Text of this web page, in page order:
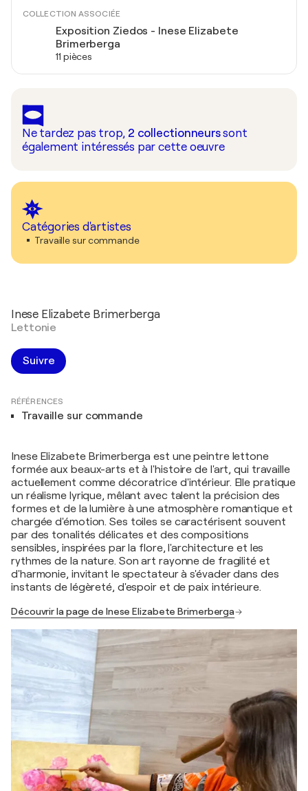
COLLECTION ASSOCIÉE
Exposition Ziedos - Inese Elizabete
Brimerberga
11 pièces
Ne tardez pas trop, 2 collectionneurssont
également intéressés par cette oeuvre
Catégories d'artistes
Travaille sur commande
Inese Elizabete Brimerberga
Lettonie
Suivre
RÉFÉRENCES
Travaille sur commande
Inese Elizabete Brimerberga est une peintre lettone
formée aux beaux-arts et à l'histoire de l'art, qui travaille
actuellement comme décoratrice d'intérieur. Elle pratique
un réalisme lyrique, mêlant avec talent la précision des
formes et de la lumière à une atmosphère romantique et
chargée d'émotion. Ses toiles se caractérisent souvent
par des tonalités délicates et des compositions
sensibles, inspirées par la flore, l'architecture et les
rythmes de la nature. Son art rayonne de fragilité et
d'harmonie, invitant le spectateur à s'évader dans des
instants de légèreté, d'espoir et de paix intérieure.
Découvrir la page de Inese Elizabete Brimerberga